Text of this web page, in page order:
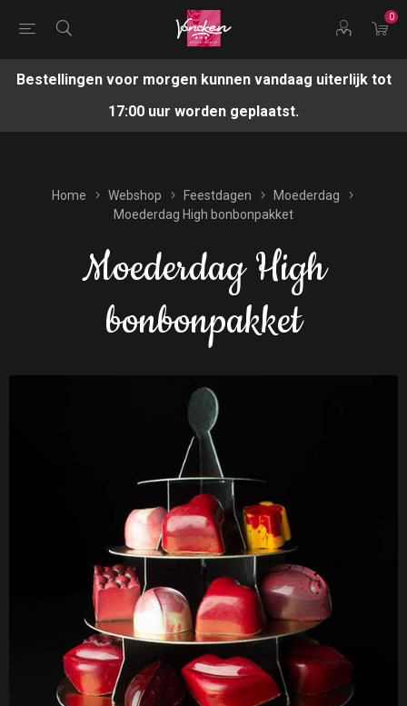
0
Bestellingen voor morgen kunnen vandaag uiterlijk tot
17:00 uur worden geplaatst.
Home Webshop Feestdagen
Moederdag
Moederdag High bonbonpakket
Moederdag High
bonbonpakket